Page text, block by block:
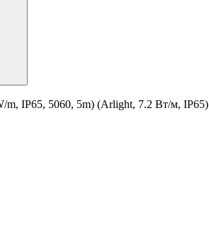
m, IP65, 5060, 5m) (Arlight, 7.2 Вт/м, IP65)